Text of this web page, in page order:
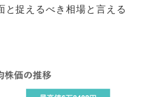
捉えるべき相場と言える